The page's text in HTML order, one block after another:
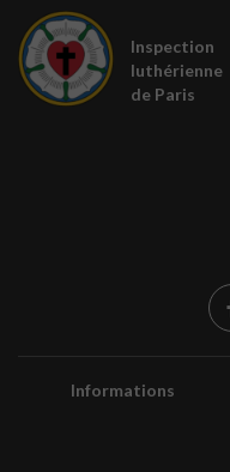
Inspection
luthérienne
de Paris
Informations